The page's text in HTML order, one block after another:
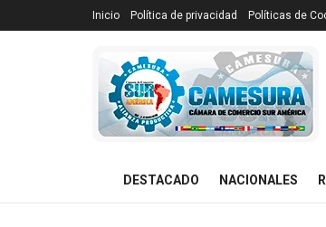
Inicio Política de privacidad Políticas de
DESTACADO NACIONALES